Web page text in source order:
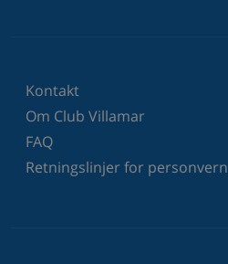
Kontakt
Om Club Villamar
FAQ
Retningslinjer for personvern